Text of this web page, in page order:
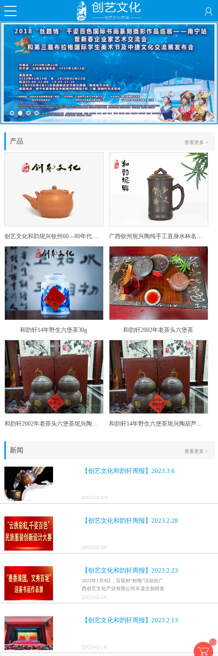
产品 查看更多 >
创艺文化和韵坭兴钦州60—80年代坭兴陶老壶——玉奎壶 广西钦州坭兴陶纯手工直身水杯名家陶瓷大师紫砂建水紫陶
和韵轩14年野生六堡茶30g 和韵轩2002年老茶头六堡茶
和韵轩2002年老茶头六堡茶坭兴陶葫芦茶罐 和韵轩14年野生六堡茶坭兴陶葫芦茶罐
新闻
【创艺文化和韵轩周报】2023.3.6
[2023-03-07]
【创艺文化和韵轩周报】2023.2.28
[2023-02-28]
【创艺文化和韵轩周报】2023.2.23
2023年1月9日，百坭村“村晚”活动在广
西创艺文化产业有限公司非遗文创研发
基地、百色市乐业县百坭壮族织布技艺
传承创意基地正式开启，活动紧扣“启航
村特色设计舞美，突出乡村文艺新体
[2023-02-24]
【创艺文化和韵轩周报】2023.2.13
[2023-02-14]
查看更多 >